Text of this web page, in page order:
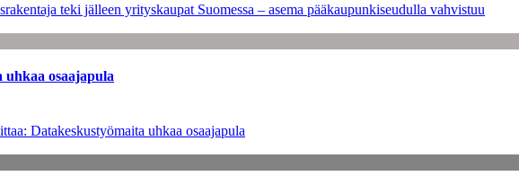
teki jälleen yrityskaupat Suomessa – asema pääkaupunkiseudulla vahvistuu
uhkaa osaajapula
Datakeskustyömaita uhkaa osaajapula